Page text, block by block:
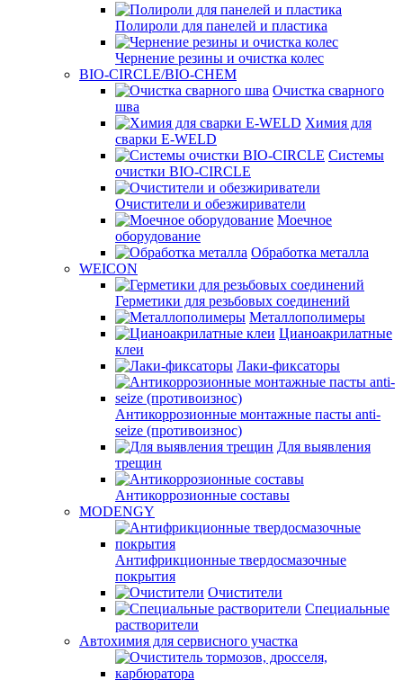
Полироли для панелей и пластика
Чернение резины и очистка колес
BIO-CIRCLE/BIO-CHEM
Очистка сварного
шва
Химия для
сварки E-WELD
Системы
очистки BIO-CIRCLE
Очистители и обезжириватели
Моечное
оборудование
Обработка металла
WEICON
Герметики для резьбовых соединений
Металлополимеры
Цианоакрилатные
клеи
Лаки-фиксаторы
Антикоррозионные монтажные пасты anti-
seize (противоизнос)
Для выявления
трещин
Антикоррозионные составы
MODENGY
Антифрикционные твердосмазочные
покрытия
Очистители
Специальные
растворители
Автохимия для сервисного участка